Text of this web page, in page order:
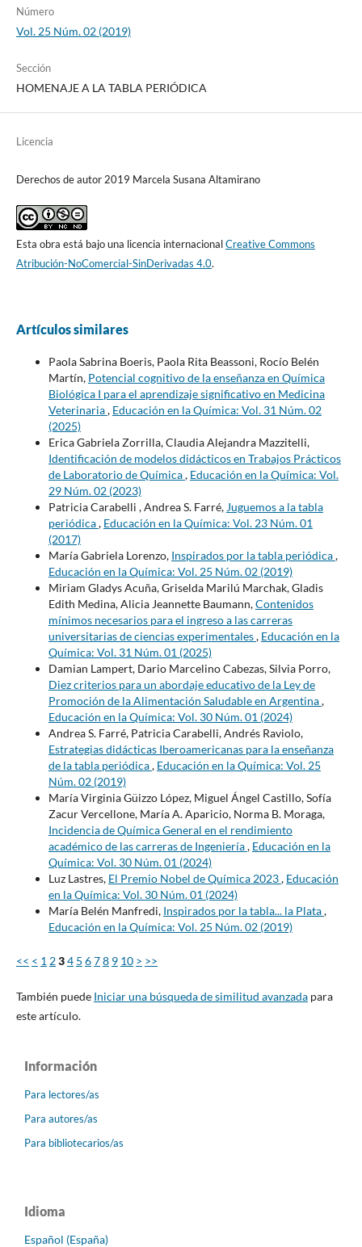
Número
Vol. 25 Núm. 02 (2019)
Sección
HOMENAJE A LA TABLA PERIÓDICA
Licencia
Derechos de autor 2019 Marcela Susana Altamirano
Esta obra está bajo una licencia internacionalCreative Commons
Atribución-NoComercial-SinDerivadas 4.0.
Artículos similares
Paola Sabrina Boeris, Paola Rita Beassoni, Rocío Belén
Martín, Potencial cognitivo de la enseñanza en Química
Biológica I para el aprendizaje significativo en Medicina
Veterinaria, Educación en la Química: Vol. 31 Núm. 02
(2025)
Erica Gabriela Zorrilla, Claudia Alejandra Mazzitelli,
Identificación de modelos didácticos en Trabajos Prácticos
de Laboratorio de Química, Educación en la Química: Vol.
29 Núm. 02 (2023)
Patricia Carabelli , Andrea S. Farré, Juguemos a la tabla
periódica, Educación en la Química: Vol. 23 Núm. 01
(2017)
María Gabriela Lorenzo, Inspirados por la tabla periódica,
Educación en la Química: Vol. 25 Núm. 02 (2019)
Miriam Gladys Acuña, Griselda Marilú Marchak, Gladis
Edith Medina, Alicia Jeannette Baumann,Contenidos
mínimos necesarios para el ingreso a las carreras
universitarias de ciencias experimentales, Educación en la
Química: Vol. 31 Núm. 01 (2025)
Damian Lampert, Dario Marcelino Cabezas, Silvia Porro,
Diez criterios para un abordaje educativo de la Ley de
Promoción de la Alimentación Saludable en Argentina,
Educación en la Química: Vol. 30 Núm. 01 (2024)
Andrea S. Farré, Patricia Carabelli, Andrés Raviolo,
Estrategias didácticas Iberoamericanas para la enseñanza
de la tabla periódica, Educación en la Química: Vol. 25
Núm. 02 (2019)
María Virginia Güizzo López, Miguel Ángel Castillo, Sofía
Zacur Vercellone, María A. Aparicio, Norma B. Moraga,
Incidencia de Química General en el rendimiento
académico de las carreras de Ingeniería, Educación en la
Química: Vol. 30 Núm. 01 (2024)
Luz Lastres, El Premio Nobel de Química 2023, Educación
en la Química: Vol. 30 Núm. 01 (2024)
María Belén Manfredi, Inspirados por la tabla... la Plata,
Educación en la Química: Vol. 25 Núm. 02 (2019)
<< < 1 234 5 678 9 10 > >>
También puede Iniciar una búsqueda de similitud avanzadapara
este artículo.
Información
Para lectores/as
Para autores/as
Para bibliotecarios/as
Idioma
Español (España)